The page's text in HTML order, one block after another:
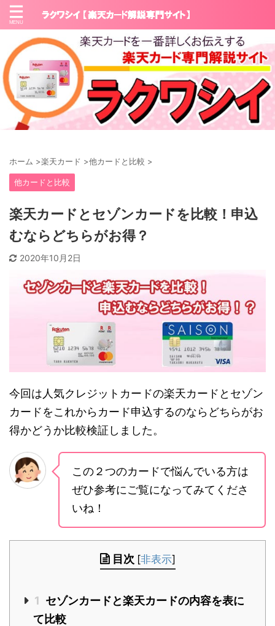
ホーム >楽天カード >他カードと比較 >
他カードと比較
楽天カードとセゾンカードを比較！申込
むならどちらがお得？
2020年10月2日
今回は人気クレジットカードの楽天カードとセゾン
カードをこれからカード申込するのならどちらがお
得かどうか比較検証しました。
この２つのカードで悩んでいる方は
ぜひ参考にご覧になってみてくださ
いね！
目次 [非表示]
1 セゾンカードと楽天カードの内容を表に
て比較